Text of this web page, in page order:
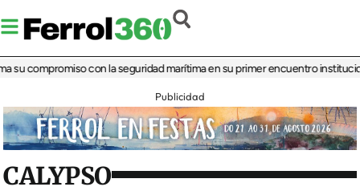
con la seguridad marítima en su primer encuentro institucional
Publicidad
CALYPSO